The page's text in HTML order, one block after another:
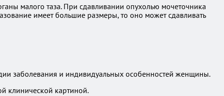
малого таза. При сдавливании опухолью мочеточника
имеет большие размеры, то оно может сдавливать
заболевания и индивидуальных особенностей женщины.
клинической картиной.